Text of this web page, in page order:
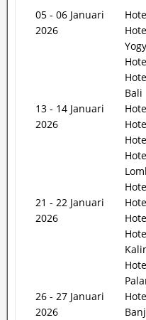
05 - 06 Januari
2026
13 - 14 Januari
2026
21 - 22 Januari
2026
26 - 27 Januari
2026
Bali